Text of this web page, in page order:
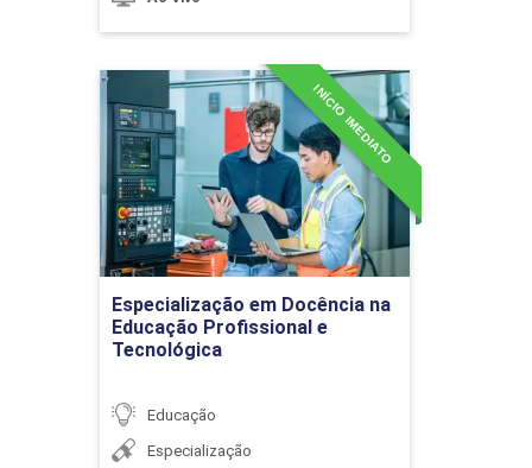
Laicidade e Diversidade Religiosa
10h
Diversidade e Inclusão nos Anos Iniciais do
Ensino Fundamental
Diversidade e Inclusão Social na Sala
de Aula
Especialização em Docência na
Educação Profissional e
Tecnológica
INÍCIO IMEDIATO
Educação
Especialização
Especialização em
Docência na Educação
Profissional e Tecnológica
Detalhes do curso